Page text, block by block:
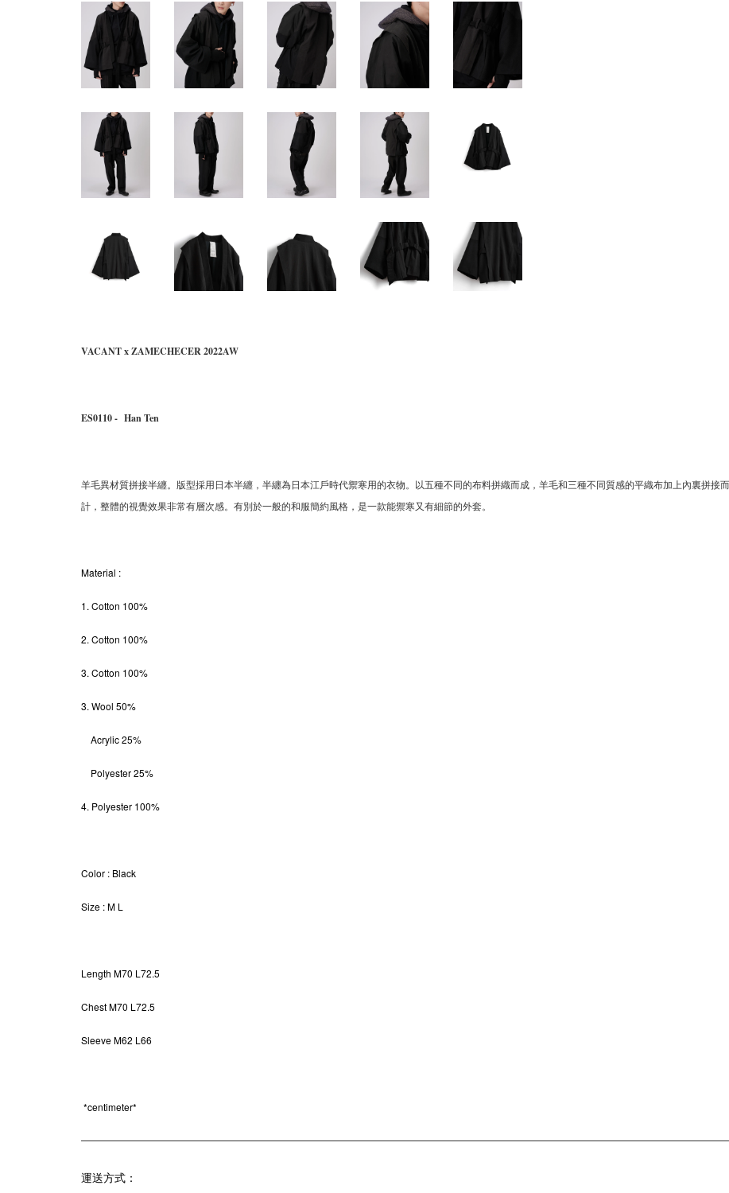
VACANT x ZAMECHECER 2022AW
ES0110 - Han Ten
羊毛異材質拼接半纏。版型採用日本半纏，半纏為日本江戶時代禦寒用的衣物。以五種不同的布料拼織而成，羊毛和三種不同質感的平織布加上內裏拼接
計，整體的視覺效果非常有層次感。有別於一般的和服簡約風格，是一款能禦寒又有細節的外套。
Material :
1. Cotton 100%
2. Cotton 100%
3. Cotton 100%
3. Wool 50%
Acrylic 25%
Polyester 25%
4. Polyester 100%
Color : Black
Size : M L
Length M70 L72.5
Chest M70 L72.5
Sleeve M62 L66
*centimeter*
運送方式：